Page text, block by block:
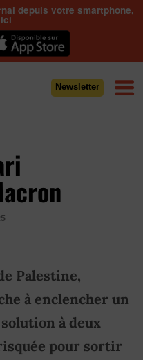
depuis votre smartphone,
Newsletter
Palestine,
à enclencher un
à deux
pour sortir